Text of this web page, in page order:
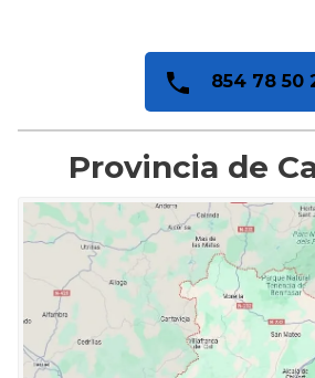
854 78 50
Provincia de